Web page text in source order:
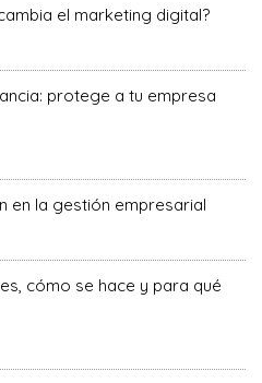
el marketing digital?
protege a tu empresa
en la gestión empresarial
cómo se hace y para qué